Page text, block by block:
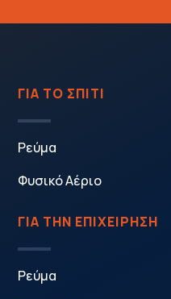
ΓΙΑ ΤΟ ΣΠΙΤΙ
Ρεύμα
Φυσικό Αέριο
ΓΙΑ ΤΗΝ ΕΠΙΧΕΙΡΗΣΗ
Ρεύμα